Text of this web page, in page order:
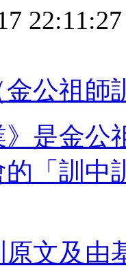
22:11:27
公祖師
》是金
「訓中
文及由